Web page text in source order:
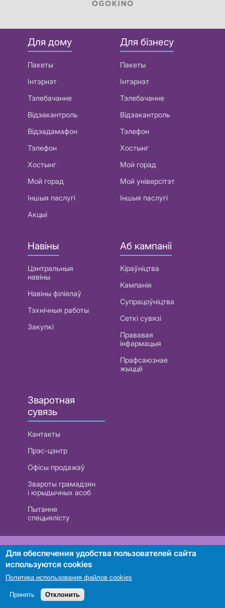
Для дому
Пакеты
Інтэрнэт
Тэлебачанне
Відэакантроль
Відэадамафон
Тэлефон
Хостынг
Мой горад
Іншыя паслугі
Акцыі
Для бізнесу
Пакеты
Інтэрнэт
Тэлебачанне
Відэакантроль
Тэлефон
Хостынг
Мой горад
Мой універсітэт
Іншыя паслугі
Навіны
Цэнтральныя
навіны
Навіны філіялаў
Тэхнічныя работы
Закупкі
Аб кампаніі
Кіраўніцтва
Кампанія
Супрацоўніцтва
Сеткі сувязі
Прававая
інфармацыя
Прафсаюзнае
жыццё
Зваротная
сувязь
Кантакты
Прэс-цэнтр
Офісы продажаў
Звароты грамадзян
і юрыдычных асоб
Пытанне
спецыялісту
РУП «Белтэлекам». УНП 101007741
Пошук
Для обеспечения удобства пользователей сайта
используются cookies
Политика использования файлов cookies
Принять Отклонить